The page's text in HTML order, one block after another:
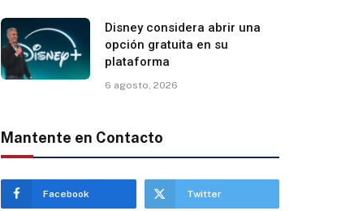
Disney considera abrir una
opción gratuita en su
plataforma
6 agosto, 2026
Mantente en Contacto
Facebook Twitter